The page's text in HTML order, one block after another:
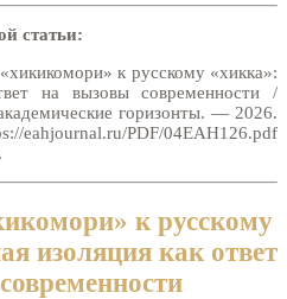
статьи:
к русскому «хикка»:
на вызовы современности /
горизонты. — 2026.
PDF/04EAH126.pdf
к русскому
изоляция как ответ